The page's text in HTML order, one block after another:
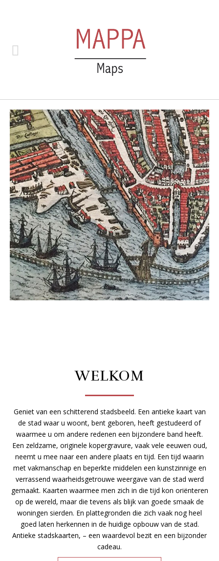
WELKOM
Geniet van een schitterend stadsbeeld. Een antieke kaart van
de stad waar u woont, bent geboren, heeft gestudeerd of
waarmee u om andere redenen een bijzondere band heeft.
Een zeldzame, originele kopergravure, vaak vele eeuwen oud,
neemt u mee naar een andere plaats en tijd. Een tijd waarin
met vakmanschap en beperkte middelen een kunstzinnige en
verrassend waarheidsgetrouwe weergave van de stad werd
gemaakt. Kaarten waarmee men zich in die tijd kon oriënteren
op de wereld, maar die tevens als blijk van goede smaak de
woningen sierden. En plattegronden die zich vaak nog heel
goed laten herkennen in de huidige opbouw van de stad.
Antieke stadskaarten, – een waardevol bezit en een bijzonder
cadeau.